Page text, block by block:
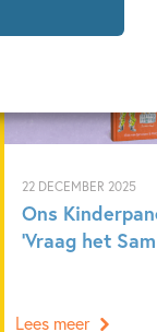
22 DECEMBER 2025
Ons
‘Vraag het
Lees meer